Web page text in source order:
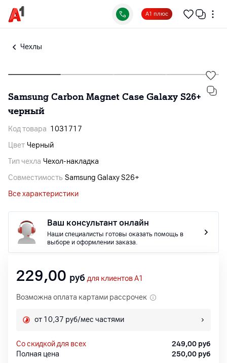
А1 плюс
Чехлы
Samsung Carbon Magnet Case Galaxy S26+
черный
Код товара 1031717
Цвет Черный
Тип чехла Чехол-накладка
Совместимость Samsung Galaxy S26+
Все характеристики
Ваш консультант онлайн
Наши специалисты готовы оказать помощь в
выборе и оформлении заказа.
229,00 руб для клиентов A1
Возможна оплата картами рассрочек
от 10,37 руб/мес частями
со скидкой для всех 249,00 руб
Полная цена
250,00 руб